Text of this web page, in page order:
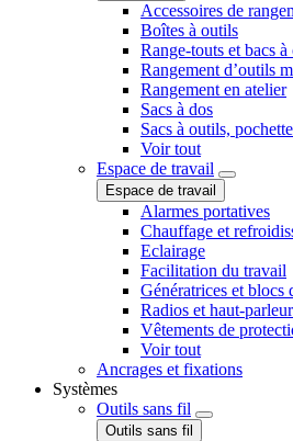
Accessoires de
Boîtes à outils
Range-touts et bacs
Rangement d’outils
Rangement en atelier
Sacs à dos
Sacs à outils,
Voir tout
Espace de travail
Espace de travail
Alarmes portatives
Chauffage et
Eclairage
Facilitation du travail
Génératrices et blocs
Radios et haut-
Vêtements de
Voir tout
Ancrages et fixations
Systèmes
Outils sans fil
Outils sans fil